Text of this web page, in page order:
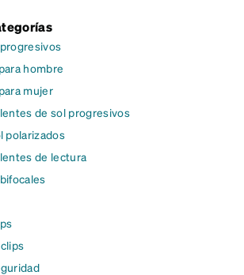
hombre
mujer
de sol progresivos
polarizados
de lectura